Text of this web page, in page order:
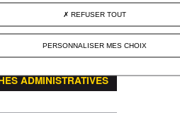
ADMINISTRATIVES
REFUSER TOUT
PERSONNALISER MES CHOIX